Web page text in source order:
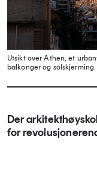
Utsikt over Athen, et
balkonger og solskjerming.
Der
for